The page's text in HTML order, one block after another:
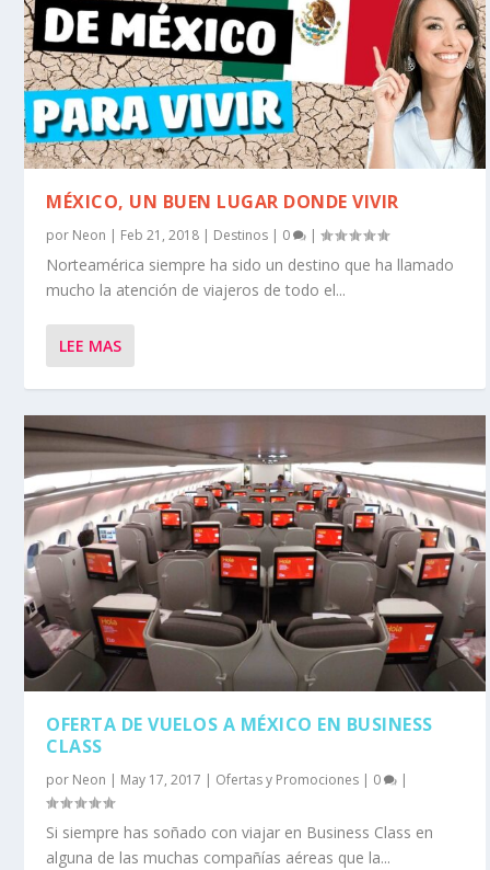
MÉXICO, UN BUEN LUGAR DONDE VIVIR
por Neon | Feb 21, 2018 | Destinos | 0 |
Norteamérica siempre ha sido un destino que ha llamado
mucho la atención de viajeros de todo el...
LEE MAS
OFERTA DE VUELOS A MÉXICO EN BUSINESS
CLASS
por Neon | May 17, 2017 | Ofertas y Promociones | 0 |
Si siempre has soñado con viajar en Business Class en
alguna de las muchas compañías aéreas que la...